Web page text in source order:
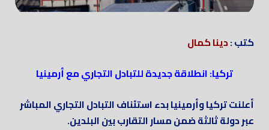
كتب :دينا كمال
تركيا: انطلاقة جديدة للتبادل التجاري مع أرمينيا
أعلنت تركيا وأرمينيا بدء استئناف التبادل التجاري المباشر
عبر دولة ثالثة ضمن مسار التقارب بين البلدين.